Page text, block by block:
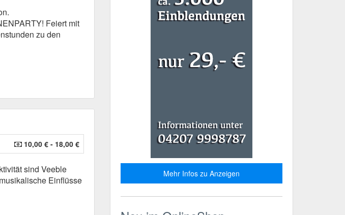
Feiert mit
zu den
10,00 € - 18,00 €
sind Veeble
Einflüsse
Mehr Infos zu Anzeigen